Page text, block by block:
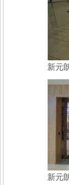
新元
新元